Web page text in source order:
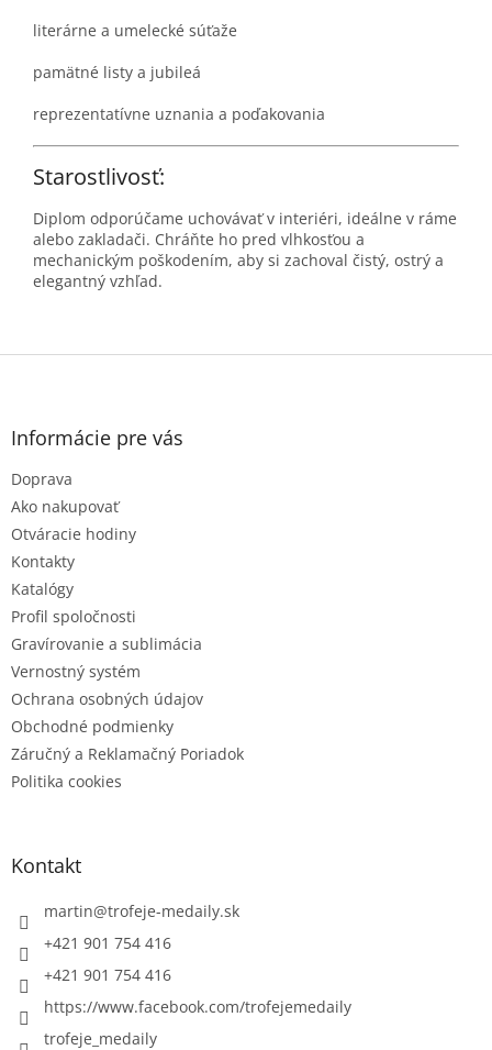
literárne a umelecké súťaže
pamätné listy a jubileá
reprezentatívne uznania a poďakovania
Starostlivosť:
Diplom odporúčame uchovávať v interiéri, ideálne v ráme
alebo zakladači. Chráňte ho pred vlhkosťou a
mechanickým poškodením, aby si zachoval čistý, ostrý a
elegantný vzhľad.
Z
Informácie pre vás
Doprava
Ako nakupovať
Otváracie hodiny
Kontakty
Katalógy
Profil spoločnosti
Gravírovanie a sublimácia
Vernostný systém
Ochrana osobných údajov
Obchodné podmienky
Záručný a Reklamačný Poriadok
Politika cookies
Kontakt
martin@trofeje-medaily.sk
+421 901 754 416
+421 901 754 416
https://www.facebook.com/trofejemedaily
trofeje_medaily